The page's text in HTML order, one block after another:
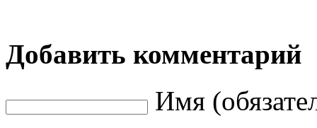
Добавить комментарий
Имя